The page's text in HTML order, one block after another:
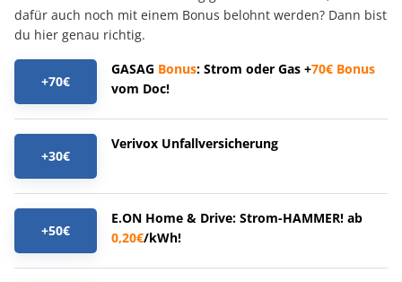
dafür auch noch mit einem Bonus belohnt werden? Dann bist
du hier genau richtig.
+70€
GASAG Bonus: Strom oder Gas +70€ Bonus
vom Doc!
+30€
Verivox Unfallversicherung
+50€
E.ON Home & Drive: Strom-HAMMER! ab
0,20€/kWh!